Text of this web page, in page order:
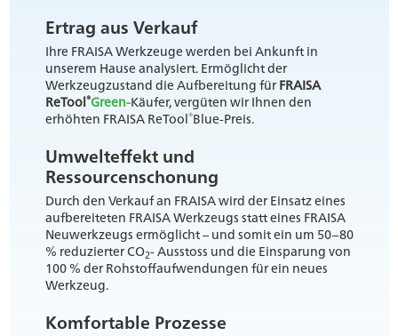
Ertrag aus Verkauf
Ihre FRAISA Werkzeuge werden bei Ankunft in
unserem Hause analysiert. Ermöglicht der
Werkzeugzustand die Aufbereitung fürFRAISA
ReTool®Green-Käufer, vergüten wir Ihnen den
erhöhten FRAISA ReTool®Blue-Preis.
Umwelteffekt und
Ressourcenschonung
Durch den Verkauf an FRAISA wird der Einsatz eines
aufbereiteten FRAISA Werkzeugs statt eines FRAISA
Neuwerkzeugs ermöglicht – und somit ein um 50–80
% reduzierter CO2- Ausstoss und die Einsparung von
100 % der Rohstoffaufwendungen für ein neues
Werkzeug.
Komfortable Prozesse